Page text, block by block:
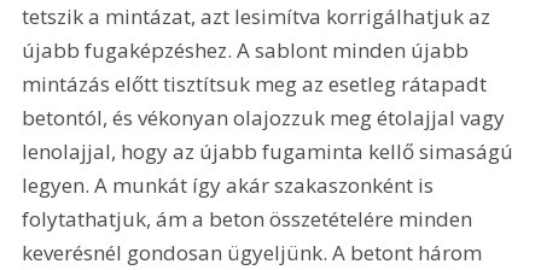
tetszik a mintázat, azt lesimítva korrigálhatjuk az
újabb fugaképzéshez. A sablont minden újabb
mintázás előtt tisztítsuk meg az esetleg rátapadt
betontól, és vékonyan olajozzuk meg étolajjal vagy
lenolajjal, hogy az újabb fugaminta kellő simaságú
legyen. A munkát így akár szakaszonként is
folytathatjuk, ám a beton összetételére minden
keverésnél gondosan ügyeljünk. A betont három